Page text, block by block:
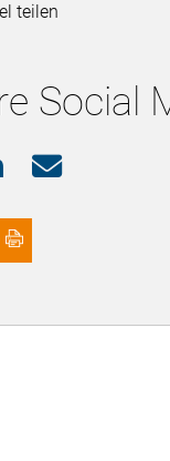
teilen
Social